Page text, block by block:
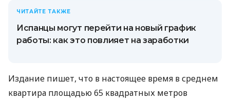
ЧИТАЙТЕ ТАКЖЕ
Испанцы могут перейти на новый график
работы: как это повлияет на заработки
Издание пишет, что в настоящее время в среднем
квартира площадью 65 квадратных метров